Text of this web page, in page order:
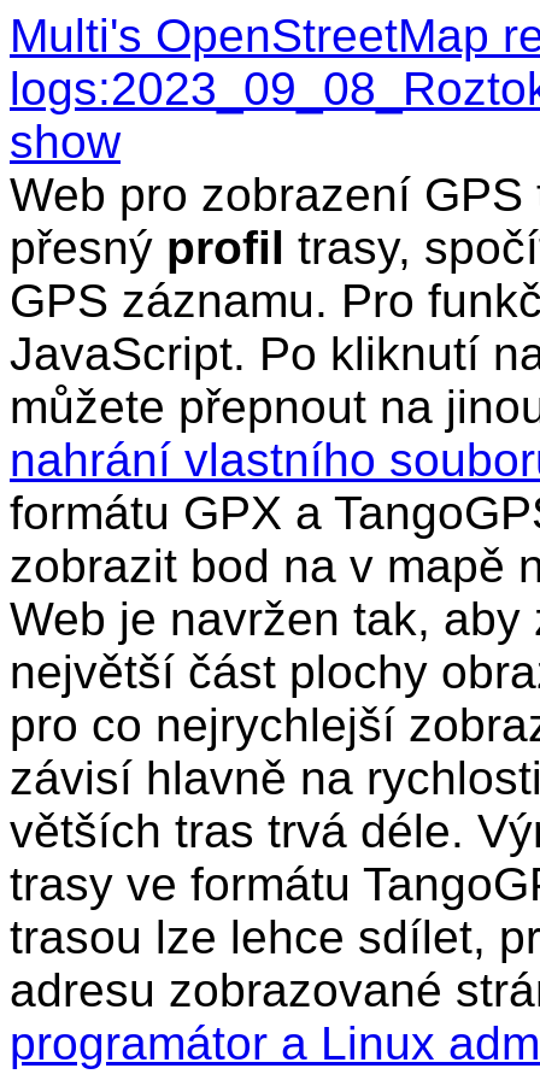
Multi's OpenStreetMap
show
Web pro zobrazení
přesný profil trasy,
GPS záznamu. Pro
JavaScript. Po kliknutí
můžete přepnout na
nahrání vlastního
formátu GPX a
zobrazit bod na v mapě
Web je navržen tak,
největší část plochy
pro co nejrychlejší
závisí hlavně na
větších tras trvá déle.
trasy ve formátu
trasou lze lehce sdílet,
adresu zobrazované
programátor a Linux